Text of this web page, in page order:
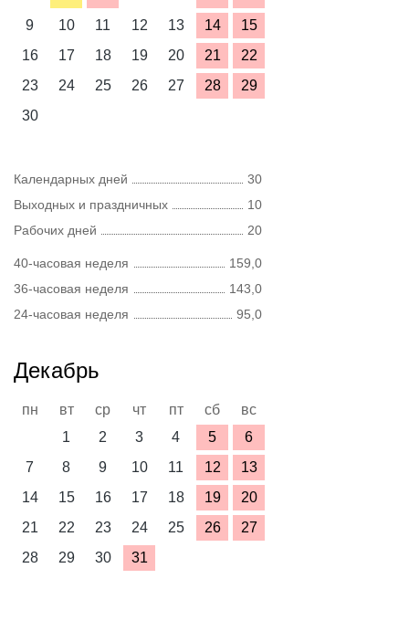
9
10 11 12 13 14
15
16
17 18 19 20 21
22
23
24 25 26 27 28
29
30
Календарных дней
30
Выходных и праздничных
10
Рабочих дней
20
40-часовая неделя
159,0
36-часовая неделя
143,0
24-часовая неделя
95,0
Декабрь
пн вт ср чт пт сб
вс
1
2 3 4 5
6
7
8 9 10 11 12
13
14
15 16 17 18 19
20
21
22 23 24 25 26
27
28
29 30 31